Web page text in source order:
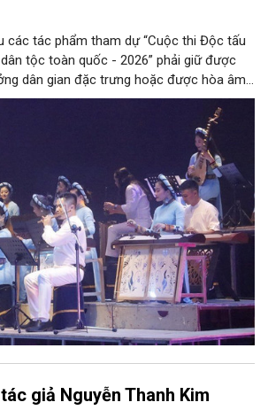
các tác phẩm tham dự “Cuộc thi Độc tấu
tộc toàn quốc - 2026” phải giữ được
dân gian đặc trưng hoặc được hòa âm,
tảng làn điệu âm nhạc truyền thống Việt
được trình diễn trực tiếp bằng nhạc cụ dân
giả Nguyễn Thanh Kim